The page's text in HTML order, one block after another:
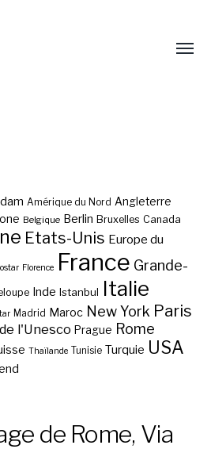
Amérique du Nord Angleterre
Belgique Berlin Bruxelles Canada
Etats-Unis Europe du
Florence France Grande-
Inde Istanbul Italie
Madrid Maroc New York Paris
l'Unesco Prague Rome
Thaïlande Tunisie Turquie USA
de Rome, Via